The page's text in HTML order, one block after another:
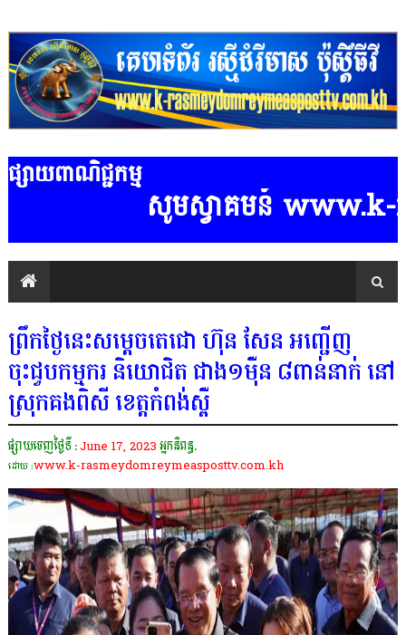
ផ្សាយពាណិជ្ជកម្ម
សូមស្វាគមន៍ www.k-
ព្រឹកថ្ងៃនេះសម្តេចតេជោ ហ៊ុន សែន អញ្ជើញ
ចុះជួបកម្មករ និយោជិត ជាង១ម៉ឺន ៨ពាន់នាក់ នៅ
ស្រុកគងពិសី ខេត្តកំពង់ស្ពឺ
ផ្សាយចេញថ្ងៃទី :June 17, 2023 អ្នកនិពន្ធ.
ដោយ :www.k-rasmeydomreymeasposttv.com.kh